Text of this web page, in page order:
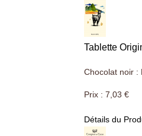
Tablette
Chocolat noir :
Prix : 7,03 €
Détails du